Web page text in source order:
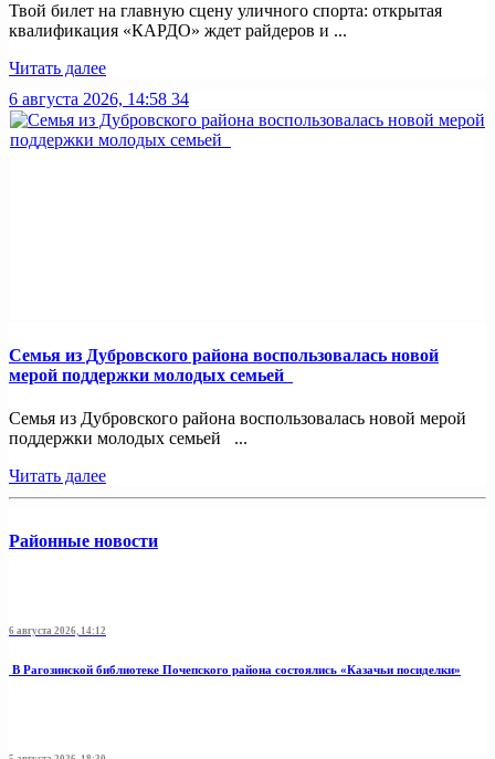
Твой билет на главную сцену уличного спорта: открытая
квалификация «КАРДО» ждет райдеров и ...
Читать далее
6 августа 2026, 14:58 34
Семья из Дубровского района воспользовалась новой
мерой поддержки молодых семьей
Семья из Дубровского района воспользовалась новой мерой
поддержки молодых семьей ...
Читать далее
Районные новости
6 августа 2026, 14:12
В Рагозинской библиотеке Почепского района состоялись «Казачьи посиделки»